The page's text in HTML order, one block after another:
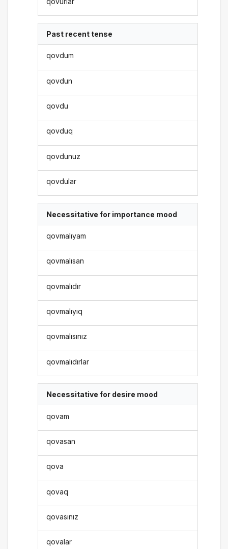
Past recent tense
qovdum
qovdun
qovdu
qovduq
qovdunuz
qovdular
Necessitative for importance mood
qovmalıyam
qovmalısan
qovmalıdır
qovmalıyıq
qovmalısınız
qovmalıdırlar
Necessitative for desire mood
qovam
qovasan
qova
qovaq
qovasınız
qovalar